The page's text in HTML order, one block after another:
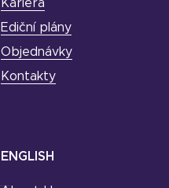
Kariéra
Ediční plány
Objednávky
Kontakty
ENGLISH